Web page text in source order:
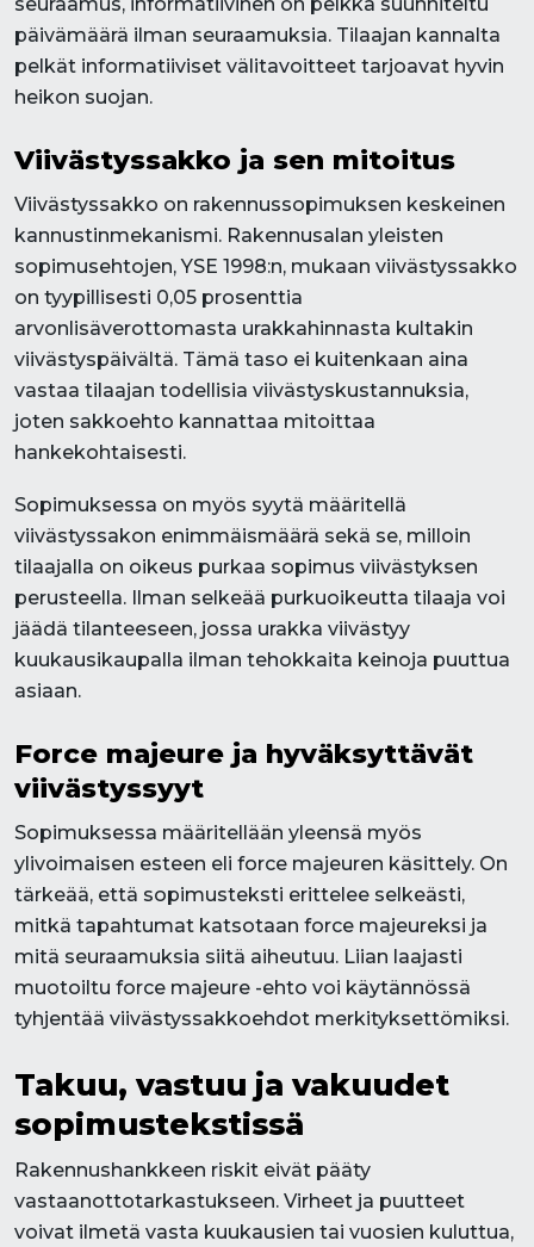
päivämäärä ilman seuraamuksia. Tilaajan kannalta
pelkät informatiiviset välitavoitteet tarjoavat hyvin
heikon suojan.
Viivästyssakko ja sen mitoitus
Viivästyssakko on rakennussopimuksen keskeinen
kannustinmekanismi. Rakennusalan yleisten
sopimusehtojen, YSE 1998:n, mukaan viivästyssakko
on tyypillisesti 0,05 prosenttia
arvonlisäverottomasta urakkahinnasta kultakin
viivästyspäivältä. Tämä taso ei kuitenkaan aina
vastaa tilaajan todellisia viivästyskustannuksia,
joten sakkoehto kannattaa mitoittaa
hankekohtaisesti.
Sopimuksessa on myös syytä määritellä
viivästyssakon enimmäismäärä sekä se, milloin
tilaajalla on oikeus purkaa sopimus viivästyksen
perusteella. Ilman selkeää purkuoikeutta tilaaja voi
jäädä tilanteeseen, jossa urakka viivästyy
kuukausikaupalla ilman tehokkaita keinoja puuttua
asiaan.
Force majeure ja hyväksyttävät
viivästyssyyt
Sopimuksessa määritellään yleensä myös
ylivoimaisen esteen eli force majeuren käsittely. On
tärkeää, että sopimusteksti erittelee selkeästi,
mitkä tapahtumat katsotaan force majeureksi ja
mitä seuraamuksia siitä aiheutuu. Liian laajasti
muotoiltu force majeure -ehto voi käytännössä
tyhjentää viivästyssakkoehdot merkityksettömiksi.
Takuu, vastuu ja vakuudet
sopimustekstissä
Rakennushankkeen riskit eivät pääty
vastaanottotarkastukseen. Virheet ja puutteet
voivat ilmetä vasta kuukausien tai vuosien kuluttua,